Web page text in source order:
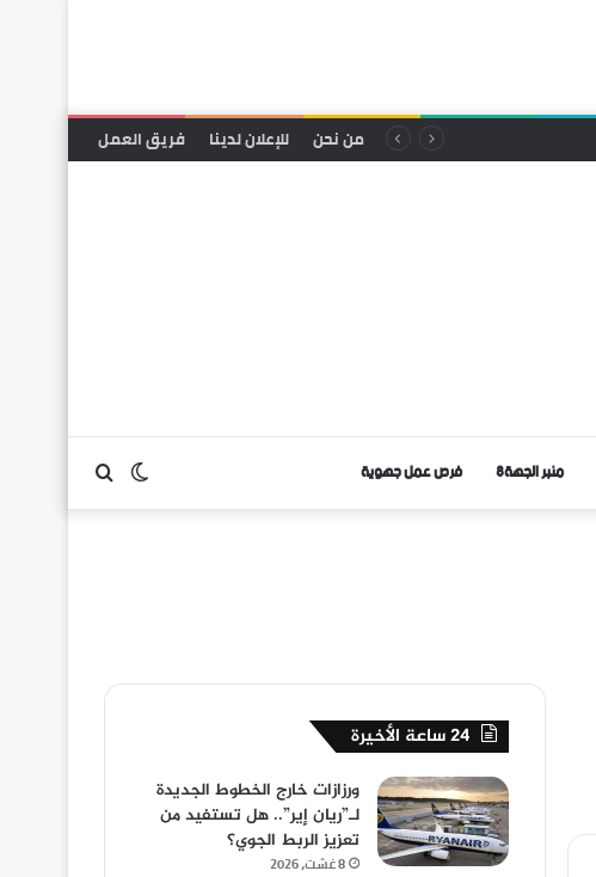
من نحن للإعلان لدينا فريق العمل
منبر الجهة8 فرص عمل جهوية
24 ساعة الأخيرة
ورزازات خارج الخطوط الجديدة
لـ”ريان إير”.. هل تستفيد من
تعزيز الربط الجوي؟
8 غشت، 2026